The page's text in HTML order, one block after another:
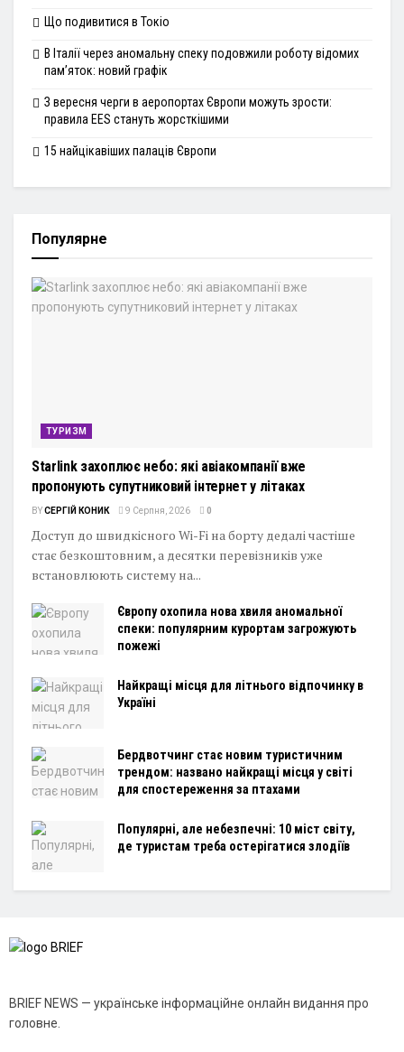
Що подивитися в Токіо
В Італії через аномальну спеку подовжили роботу відомих
пам’яток: новий графік
З вересня черги в аеропортах Європи можуть зрости:
правила EES стануть жорсткішими
15 найцікавіших палаців Європи
Популярне
ТУРИЗМ
Starlink захоплює небо: які авіакомпанії вже
пропонують супутниковий інтернет у літаках
BYСЕРГІЙ КОНИК 9 Серпня, 2026 0
Доступ до швидкісного Wi-Fi на борту дедалі частіше
стає безкоштовним, а десятки перевізників уже
встановлюють систему на...
Європу охопила нова хвиля аномальної
спеки: популярним курортам загрожують
пожежі
Найкращі місця для літнього відпочинку в
Україні
Бердвотчинг стає новим туристичним
трендом: названо найкращі місця у світі
для спостереження за птахами
Популярні, але небезпечні: 10 міст світу,
де туристам треба остерігатися злодіїв
BRIEF NEWS — українське інформаційне онлайн видання про
головне.